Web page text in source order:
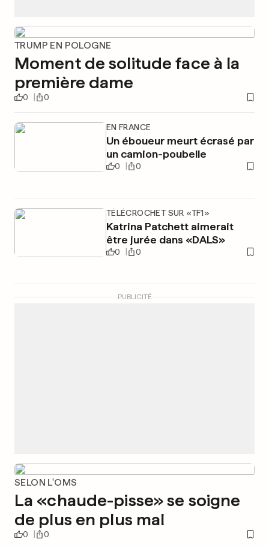
TRUMP EN POLOGNE
Moment de solitude face à la
première dame
0 0
EN FRANCE
Un éboueur meurt écrasé par
un camion-poubelle
0 0
TÉLÉCROCHET SUR «TF1»
Katrina Patchett aimerait
être jurée dans «DALS»
0 0
PUBLICITÉ
SELON L'OMS
La «chaude-pisse» se soigne
de plus en plus mal
0 0